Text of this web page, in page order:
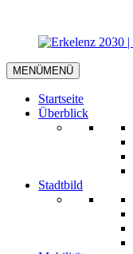
MENÜMENÜ
Startseite
Überblick
Stadtbild